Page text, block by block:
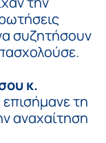
συζητήσουν
κ.
τη
αναχαίτηση